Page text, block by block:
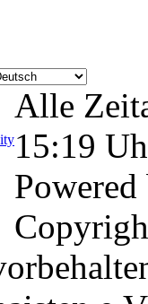
Alle
15:19